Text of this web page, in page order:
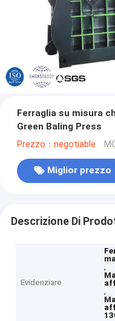
Ferraglia su misura
Green Baling Press
Prezzo：negotiable
Miglior prezzo
Descrizione Di
Evidenziare
,
,